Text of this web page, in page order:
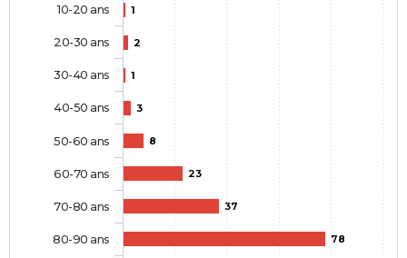
1
2
1
3
8
23
37
78
10-20 ans
20-30 ans
30-40 ans
40-50 ans
50-60 ans
60-70 ans
70-80 ans
80-90 ans